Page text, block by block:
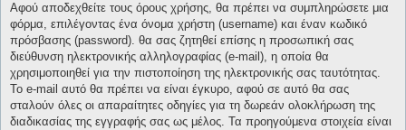
Αφού αποδεχθείτε τους όρους χρήσης, θα πρέπει να συμπληρώσετε μια
φόρμα, επιλέγοντας ένα όνομα χρήστη (username) και έναν κωδικό
πρόσβασης (password). θα σας ζητηθεί επίσης η προσωπική σας
διεύθυνση ηλεκτρονικής αλληλογραφίας (e-mail), η οποία θα
χρησιμοποιηθεί για την πιστοποίηση της ηλεκτρονικής σας ταυτότητας.
Το e-mail αυτό θα πρέπει να είναι έγκυρο, αφού σε αυτό θα σας
σταλούν όλες οι απαραίτητες οδηγίες για τη δωρεάν ολοκλήρωση της
διαδικασίας της εγγραφής σας ως μέλος. Τα προηγούμενα στοιχεία είναι